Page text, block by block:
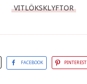
VITLÖKSKLYFTOR
FACEBOOK PINTEREST